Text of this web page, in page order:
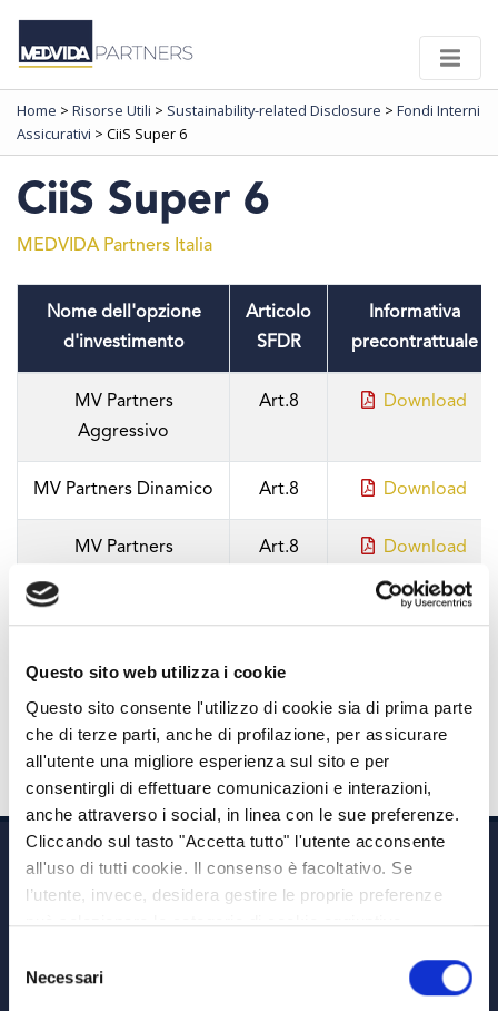
Questo sito web utilizza i cookie
Questo sito consente l'utilizzo di cookie sia di prima parte
che di terze parti, anche di profilazione, per assicurare
all'utente una migliore esperienza sul sito e per
consentirgli di effettuare comunicazioni e interazioni,
anche attraverso i social, in linea con le sue preferenze.
Cliccando sul tasto "Accetta tutto" l'utente acconsente
all'uso di tutti cookie. Il consenso è facoltativo. Se
l’utente, invece, desidera gestire le proprie preferenze
può selezionare le categorie di cookie aggiuntive,
è possibile cliccare sul pulsante "Mostra dettagli".
delNecessari
Home > Risorse Utili > Sustainability-related Disclosure > Fondi Interni
Assicurativi > CiiS Super 6
CiiS Super 6
MEDVIDA Partners Italia
Nome dell'opzione
d'investimento
Articolo
SFDR
Informativa
precontrattuale
MV Partners
Aggressivo
Art.8 Download
MV Partners Dinamico Art.8 Download
MV Partners
Art.8 Download
Moderato